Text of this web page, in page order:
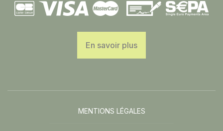
En savoir plus
MENTIONS LÉGALES